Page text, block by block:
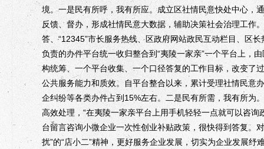
境。一是民有所呼，我有所应。成立区社情民意快处中心，
反馈、督办，形成社情民意大数据，辅助决策社会治理工作
答、“12345”市长服务热线、区政府网站政民互动栏目、区
负责的办件平台统一收归整合到“夷陵一家亲”一个平台上，
构统筹、一个平台收集、一个口径答复的工作目标，改变了
公共服务能力和质效。自平台整合以来，累计受理社情民意
企纠纷等各类办件占到15%左右。二是民有所需，我有所为
高效处理，“在夷陵一家亲平台上用手机轻轻一点就可以咨
台留言咨询小微企业一次性创业补贴政策，很快得到答复。
扰”的“店小二”精神，更好服务企业发展，切实为企业发展